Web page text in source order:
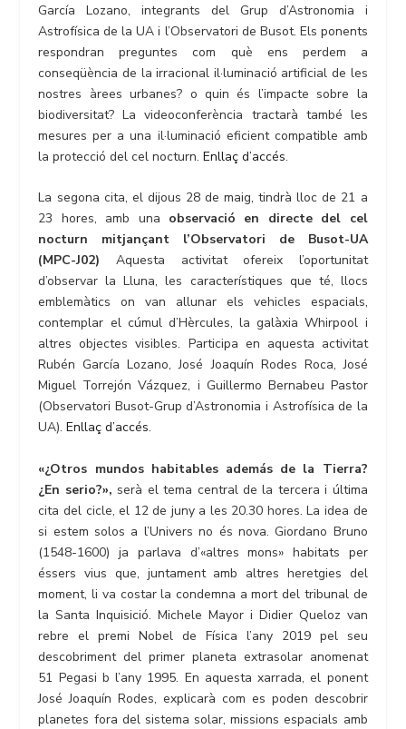
García Lozano, integrants del Grup d’Astronomia i
Astrofísica de la UA i l’Observatori de Busot. Els ponents
respondran preguntes com què ens perdem a
conseqüència de la irracional il·luminació artificial de les
nostres àrees urbanes? o quin és l’impacte sobre la
biodiversitat? La videoconferència tractarà també les
mesures per a una il·luminació eficient compatible amb
la protecció del cel nocturn.Enllaç d’accés.
La segona cita, el dijous 28 de maig, tindrà lloc de 21 a
23 hores, amb una observació en directe del cel
nocturn mitjançant l’Observatori de Busot-UA
(MPC-J02) Aquesta activitat ofereix l’oportunitat
d’observar la Lluna, les característiques que té, llocs
emblemàtics on van allunar els vehicles espacials,
contemplar el cúmul d’Hèrcules, la galàxia Whirpool i
altres objectes visibles. Participa en aquesta activitat
Rubén García Lozano, José Joaquín Rodes Roca, José
Miguel Torrejón Vázquez, i Guillermo Bernabeu Pastor
(Observatori Busot-Grup d’Astronomia i Astrofísica de la
UA).Enllaç d’accés.
«¿Otros mundos habitables además de la Tierra?
¿En serio?», serà el tema central de la tercera i última
cita del cicle, el 12 de juny a les 20.30 hores. La idea de
si estem solos a l’Univers no és nova. Giordano Bruno
(1548-1600) ja parlava d’«altres mons» habitats per
éssers vius que, juntament amb altres heretgies del
moment, li va costar la condemna a mort del tribunal de
la Santa Inquisició. Michele Mayor i Didier Queloz van
rebre el premi Nobel de Física l’any 2019 pel seu
descobriment del primer planeta extrasolar anomenat
51 Pegasi b l’any 1995. En aquesta xarrada, el ponent
José Joaquín Rodes, explicarà com es poden descobrir
planetes fora del sistema solar, missions espacials amb